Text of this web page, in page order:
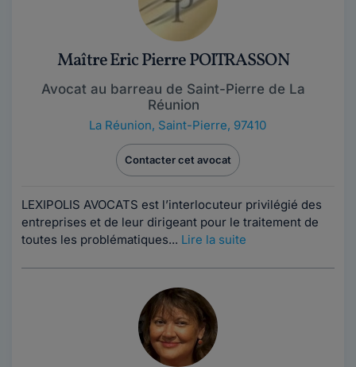
Maître Eric Pierre POITRASSON
Avocat au barreau de Saint-Pierre de La
Réunion
La Réunion, Saint-Pierre, 97410
Contacter cet avocat
LEXIPOLIS AVOCATS est l’interlocuteur privilégié des
entreprises et de leur dirigeant pour le traitement de
toutes les problématiques... Lire la suite